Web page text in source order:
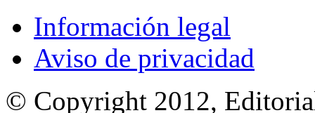
Información legal
Aviso de privacidad
© Copyright 2012,